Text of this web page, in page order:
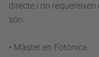
directe i no
són:
• Màster en Fotònica